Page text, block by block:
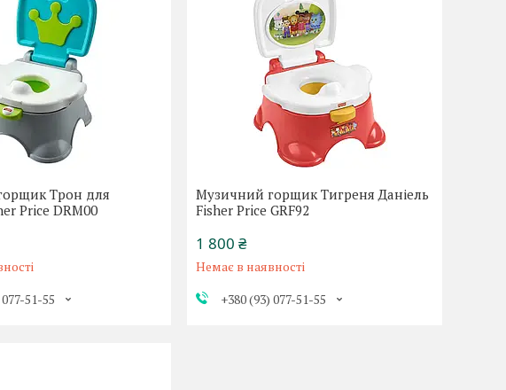
Трон для
Price DRM00
51-55
Музичний горщик Тигреня Даніель
Fisher Price GRF92
1 800 ₴
Немає в наявності
+380 (93) 077-51-55